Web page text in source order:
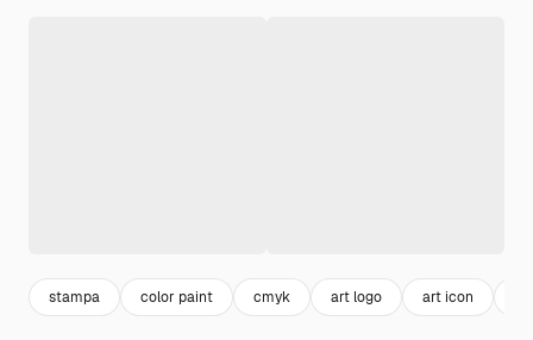
stampa color paint cmyk art logo art icon